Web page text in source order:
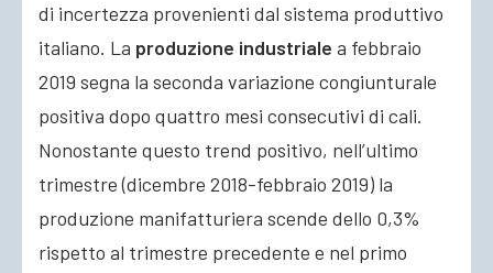
di incertezza provenienti dal sistema produttivo
italiano. La produzione industriale a febbraio
2019 segna la seconda variazione congiunturale
positiva dopo quattro mesi consecutivi di cali.
Nonostante questo trend positivo, nell’ultimo
trimestre (dicembre 2018-febbraio 2019) la
produzione manifatturiera scende dello 0,3%
rispetto al trimestre precedente e nel primo